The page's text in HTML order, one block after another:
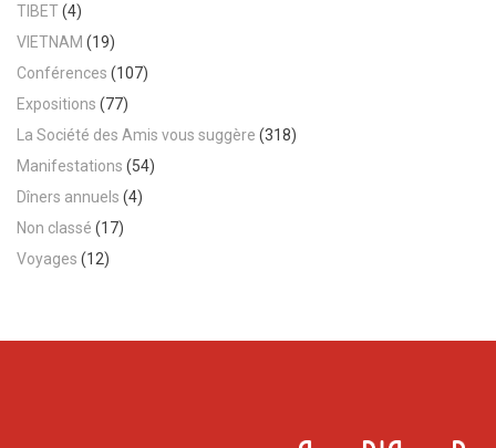
TIBET(4)
VIETNAM (19)
Conférences (107)
Expositions (77)
La Société des Amis vous suggère (318)
Manifestations (54)
Dîners annuels (4)
Non classé (17)
Voyages (12)